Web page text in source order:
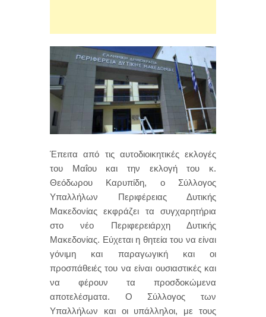
Έπειτα από τις αυτοδιοικητικές εκλογές
του Μαΐου και την εκλογή του κ.
Θεόδωρου Καρυπίδη, ο Σύλλογος
Υπαλλήλων Περιφέρειας Δυτικής
Μακεδονίας εκφράζει τα συγχαρητήρια
στο νέο Περιφερειάρχη Δυτικής
Μακεδονίας. Εύχεται η θητεία του να είναι
γόνιμη και παραγωγική και οι
προσπάθειές του να είναι ουσιαστικές και
να φέρουν τα προσδοκώμενα
αποτελέσματα. Ο Σύλλογος των
Υπαλλήλων και οι υπάλληλοι, με τους